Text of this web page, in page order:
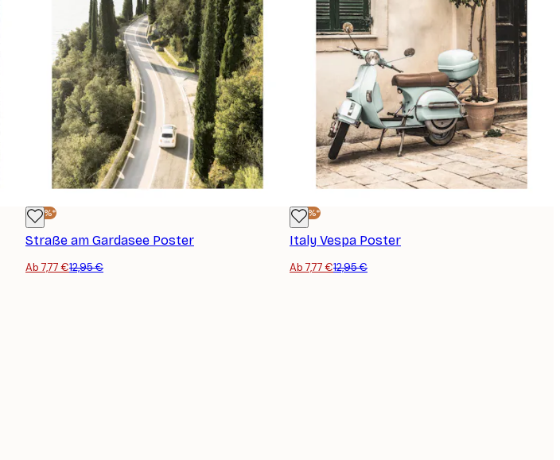
-40%*
Straße am Gardasee Poster
Ab 7,77 €12,95 €
-40%*
Italy Vespa Poster
Ab 7,77 €12,95 €